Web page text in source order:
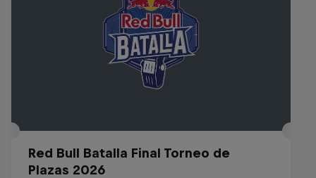
Red Bull Batalla Final Torneo de
Plazas 2026